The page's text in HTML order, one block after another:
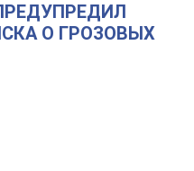
О ГРОЗОВЫХ